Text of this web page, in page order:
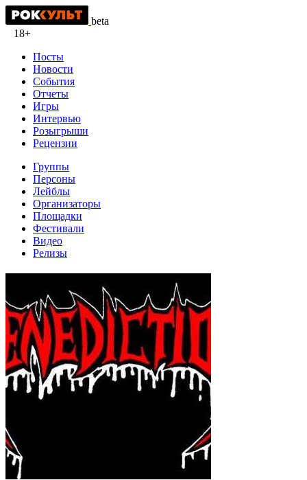
beta
18+
Посты
Новости
События
Отчеты
Игры
Интервью
Розыгрыши
Рецензии
Группы
Персоны
Лейблы
Организаторы
Площадки
Фестивали
Видео
Релизы